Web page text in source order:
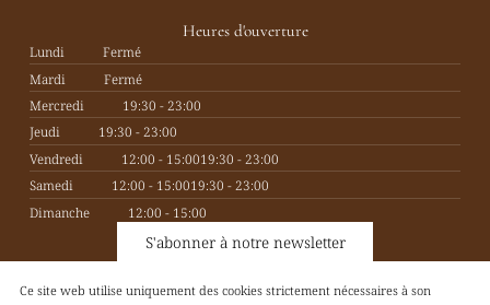
Heures d'ouverture
Lundi
Fermé
Mardi
Fermé
Mercredi
19:30 - 23:00
Jeudi
19:30 - 23:00
Vendredi
12:00 - 15:0019:30 - 23:00
Samedi
12:00 - 15:0019:30 - 23:00
Dimanche
12:00 - 15:00
S'abonner à notre newsletter
Ce site web utilise uniquement des cookies strictement nécessaires à son